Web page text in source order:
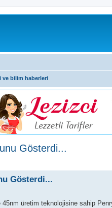
ve bilim haberleri
Gösterdi...
Gösterdi...
üretim teknolojisine sahip